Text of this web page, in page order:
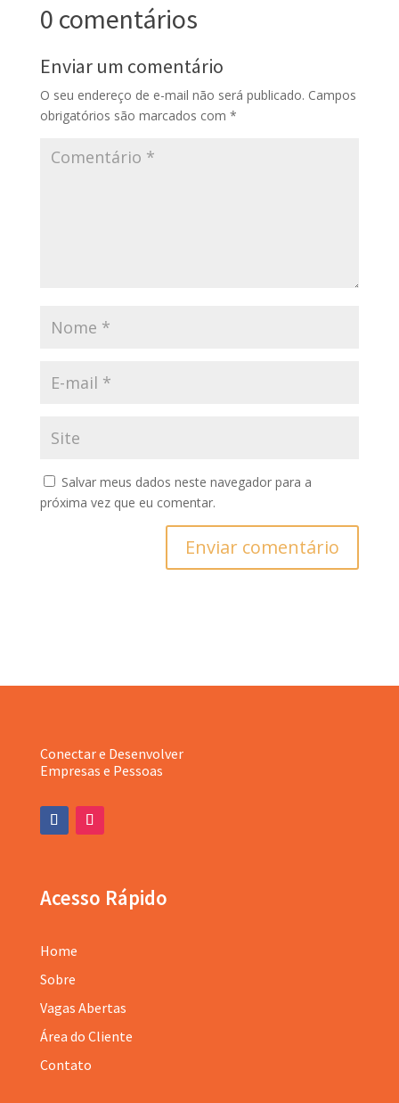
0 comentários
Enviar um comentário
O seu endereço de e-mail não será publicado. Campos
obrigatórios são marcados com *
Salvar meus dados neste navegador para a
próxima vez que eu comentar.
Enviar comentário
Conectar e Desenvolver
Empresas e Pessoas
Acesso Rápido
Home
Sobre
Vagas Abertas
Área do Cliente
Contato